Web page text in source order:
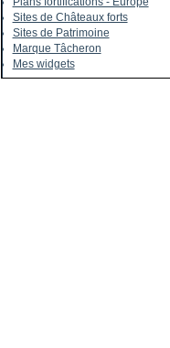
Sites de Châteaux forts
Sites de Patrimoine
Marque Tâcheron
Mes widgets